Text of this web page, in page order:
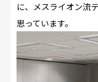
に、メスライオン流
思っています。